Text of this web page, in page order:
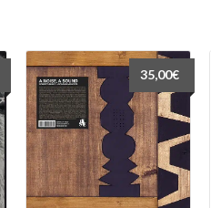
35,00€